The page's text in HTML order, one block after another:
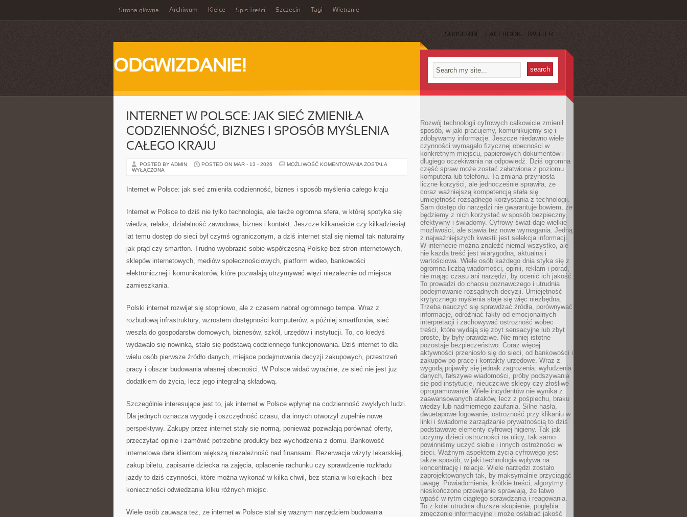
Strona główna Archiwum Kielce Spis Treści Szczecin Tagi Wietrznie
SUBSCRIBE FACEBOOK TWITTER
ODGWIZDANIE!
INTERNET W POLSCE: JAK SIEĆ ZMIENIŁA
CODZIENNOŚĆ, BIZNES I SPOSÓB MYŚLENIA
CAŁEGO KRAJU
POSTED BY ADMIN POSTED ON MAR - 13 - 2026 MOŻLIWOŚĆ KOMENTOWANIA INTERNET
SIEĆ
ZMIENIŁA
I
SPOSÓB
CAŁEGO
ZOSTAŁA
WYŁĄCZONA
Internet w Polsce: jak sieć zmieniła codzienność, biznes i sposób myślenia całego kraju
Internet w Polsce to dziś nie tylko technologia, ale także ogromna sfera, w której spotyka się
wiedza, relaks, działalność zawodowa, biznes i kontakt. Jeszcze kilkanaście czy kilkadziesiąt
lat temu dostęp do sieci był czymś ograniczonym, a dziś internet stał się niemal tak naturalny
jak prąd czy smartfon. Trudno wyobrazić sobie współczesną Polskę bez stron internetowych,
sklepów internetowych, mediów społecznościowych, platform wideo, bankowości
elektronicznej i komunikatorów, które pozwalają utrzymywać więzi niezależnie od miejsca
zamieszkania.
Polski internet rozwijał się stopniowo, ale z czasem nabrał ogromnego tempa. Wraz z
rozbudową infrastruktury, wzrostem dostępności komputerów, a później smartfonów, sieć
weszła do gospodarstw domowych, biznesów, szkół, urzędów i instytucji. To, co kiedyś
wydawało się nowinką, stało się podstawą codziennego funkcjonowania. Dziś internet to dla
wielu osób pierwsze źródło danych, miejsce podejmowania decyzji zakupowych, przestrzeń
pracy i obszar budowania własnej obecności. W Polsce widać wyraźnie, że sieć nie jest już
dodatkiem do życia, lecz jego integralną składową.
Szczególnie interesujące jest to, jak internet w Polsce wpłynął na codzienność zwykłych ludzi.
Dla jednych oznacza wygodę i oszczędność czasu, dla innych otworzył zupełnie nowe
perspektywy. Zakupy przez internet stały się normą, ponieważ pozwalają porównać oferty,
przeczytać opinie i zamówić potrzebne produkty bez wychodzenia z domu. Bankowość
internetowa dała klientom większą niezależność nad finansami. Rezerwacja wizyty lekarskiej,
zakup biletu, zapisanie dziecka na zajęcia, opłacenie rachunku czy sprawdzenie rozkładu
jazdy to dziś czynności, które można wykonać w kilka chwil, bez stania w kolejkach i bez
konieczności odwiedzania kilku różnych miejsc.
Wiele osób zauważa też, że internet w Polsce stał się ważnym narzędziem budowania
Rozwój technologii cyfrowych całkowicie zmienił
sposób, w jaki pracujemy, komunikujemy się i
zdobywamy informacje. Jeszcze niedawno wiele
czynności wymagało fizycznej obecności w
konkretnym miejscu, papierowych dokumentów i
długiego oczekiwania na odpowiedź. Dziś ogromna
część spraw może zostać załatwiona z poziomu
komputera lub telefonu. Ta zmiana przyniosła
liczne korzyści, ale jednocześnie sprawiła, że
coraz ważniejszą kompetencją stała się
umiejętność rozsądnego korzystania z technologii.
Sam dostęp do narzędzi nie gwarantuje bowiem, że
będziemy z nich korzystać w sposób bezpieczny,
efektywny i świadomy. Cyfrowy świat daje wielkie
możliwości, ale stawia też nowe wymagania. Jedną
z najważniejszych kwestii jest selekcja informacji.
W internecie można znaleźć niemal wszystko, ale
nie każda treść jest wiarygodna, aktualna i
wartościowa. Wiele osób każdego dnia styka się z
ogromną liczbą wiadomości, opinii, reklam i porad,
nie mając czasu ani narzędzi, by ocenić ich jakość.
To prowadzi do chaosu poznawczego i utrudnia
podejmowanie rozsądnych decyzji. Umiejętność
krytycznego myślenia staje się więc niezbędna.
Trzeba nauczyć się sprawdzać źródła, porównywać
informacje, odróżniać fakty od emocjonalnych
interpretacji i zachowywać ostrożność wobec
treści, które wydają się zbyt sensacyjne lub zbyt
proste, by były prawdziwe. Nie mniej istotne
pozostaje bezpieczeństwo. Coraz więcej
aktywności przeniosło się do sieci, od bankowości i
zakupów po pracę i kontakty urzędowe. Wraz z
wygodą pojawiły się jednak zagrożenia: wyłudzenia
danych, fałszywe wiadomości, próby podszywania
się pod instytucje, nieuczciwe sklepy czy złośliwe
oprogramowanie. Wiele incydentów nie wynika z
zaawansowanych ataków, lecz z pośpiechu, braku
wiedzy lub nadmiernego zaufania. Silne hasła,
dwuetapowe logowanie, ostrożność przy klikaniu w
linki i świadome zarządzanie prywatnością to dziś
podstawowe elementy cyfrowej higieny. Tak jak
uczymy dzieci ostrożności na ulicy, tak samo
powinniśmy uczyć siebie i innych ostrożności w
sieci. Ważnym aspektem życia cyfrowego jest
także sposób, w jaki technologia wpływa na
koncentrację i relacje. Wiele narzędzi zostało
zaprojektowanych tak, by maksymalnie przyciągać
uwagę. Powiadomienia, krótkie treści, algorytmy i
nieskończone przewijanie sprawiają, że łatwo
wpaść w rytm ciągłego sprawdzania i reagowania.
To z kolei utrudnia dłuższe skupienie, pogłębia
zmęczenie informacyjne i może osłabiać jakość